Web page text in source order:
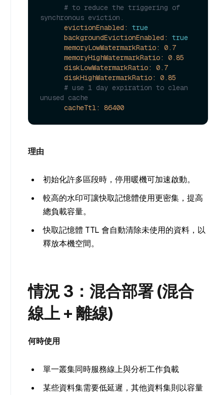
# to reduce the triggering of
synchronous eviction.
evictionEnabled:
true
backgroundEvictionEnabled:
true
memoryLowWatermarkRatio:
0.7
memoryHighWatermarkRatio:
0.85
diskLowWatermarkRatio:
0.7
diskHighWatermarkRatio:
0.85
# use 1 day expiration to clean
unused cache
cacheTtl:
86400
理由
初始化許多區段時，停用暖機可加速啟動。
較高的水印可讓快取記憶體使用更密集，提高
總負載容量。
快取記憶體 TTL 會自動清除未使用的資料，以
釋放本機空間。
情況 3：混合部署 (混合
線上 + 離線)
何時使用
單一叢集同時服務線上與分析工作負載
某些資料集需要低延遲，其他資料集則以容量